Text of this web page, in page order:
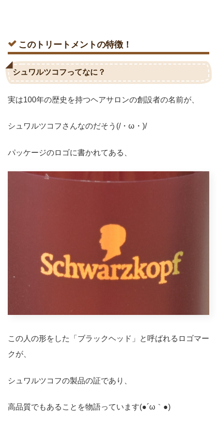
このトリートメントの特徴！
シュワルツコフってなに？
実は100年の歴史を持つヘアサロンの創設者の名前が、
シュワルツコフさんなのだそう(/・ω・)/
パッケージのロゴに書かれてある、
この人の形をした「ブラックヘッド」と呼ばれるロゴマー
クが、
シュワルツコフの製品の証であり、
高品質でもあることを物語っています(●´ω｀●)